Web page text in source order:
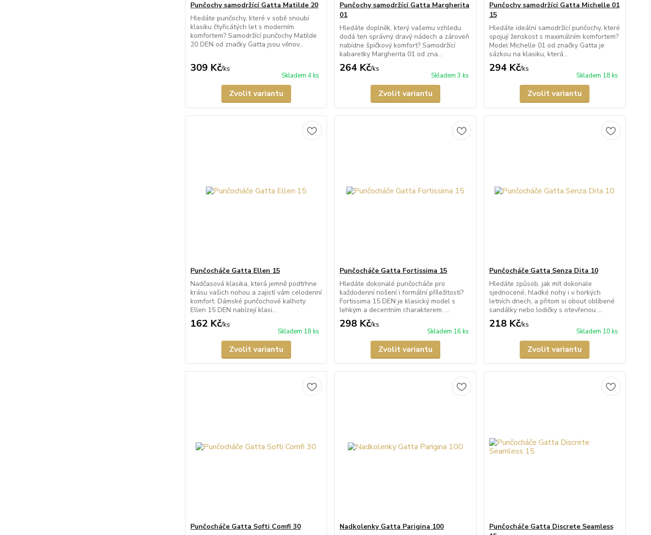
Punčochy samodržící Gatta Matilde 20
Hledáte punčochy, které v sobě snoubí
klasiku čtyřicátých let s moderním
komfortem? Samodržící punčochy Matilde
20 DEN od značky Gatta jsou věnov...
309 Kč/ks
Skladem 4 ks
Zvolit variantu
Punčochy samodržící Gatta Margherita
01
Hledáte doplněk, který vašemu vzhledu
dodá ten správný dravý nádech a zároveň
nabídne špičkový komfort? Samodržící
kabaretky Margherita 01 od zna...
264 Kč/ks
Skladem 3 ks
Zvolit variantu
Punčochy samodržící Gatta Michelle 01
15
Hledáte ideální samodržící punčochy, které
spojují ženskost s maximálním komfortem?
Model Michelle 01 od značky Gatta je
sázkou na klasiku, která...
294 Kč/ks
Skladem 18 ks
Zvolit variantu
Punčocháče Gatta Ellen 15
Nadčasová klasika, která jemně podtrhne
krásu vašich nohou a zajistí vám celodenní
komfort. Dámské punčochové kalhoty
Ellen 15 DEN nabízejí klasi...
162 Kč/ks
Skladem 18 ks
Zvolit variantu
Punčocháče Gatta Fortissima 15
Hledáte dokonalé punčocháče pro
každodenní nošení i formální příležitosti?
Fortissima 15 DEN je klasický model s
lehkým a decentním charakterem. ...
298 Kč/ks
Skladem 16 ks
Zvolit variantu
Punčocháče Gatta Senza Dita 10
Hledáte způsob, jak mít dokonale
sjednocené, hladké nohy i v horkých
letních dnech, a přitom si obout oblíbené
sandálky nebo lodičky s otevřenou ...
218 Kč/ks
Skladem 10 ks
Zvolit variantu
Punčocháče Gatta Softi Comfi 30 Nadkolenky Gatta Parigina 100
Punčocháče Gatta Discrete Seamless